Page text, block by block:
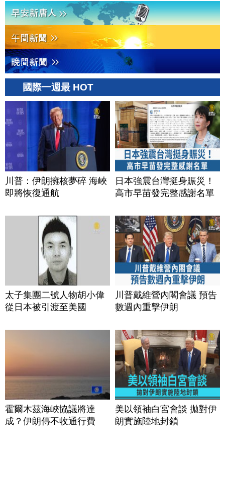
國際一週最 HOT
川普：伊朗擁核夢碎 海峽
即將恢復通航
日本強震台灣挺身賑災！
高市早苗發完整感謝名單
太子集團二號人物胡小偉
從日本被引渡至美國
川普戴維營內閣會議 預告
數週內重擊伊朗
霍爾木茲海峽協議將達
成？伊朗傳不收通行費
美以領袖白宮會談 拋對伊
朗實施陸地封鎖